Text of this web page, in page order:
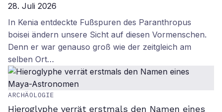
28. Juli 2026
In Kenia entdeckte Fußspuren des Paranthropus
boisei ändern unsere Sicht auf diesen Vormenschen.
Denn er war genauso groß wie der zeitgleich am
selben Ort…
ARCHÄOLOGIE
Hieroglyphe verrät erstmals den Namen eines